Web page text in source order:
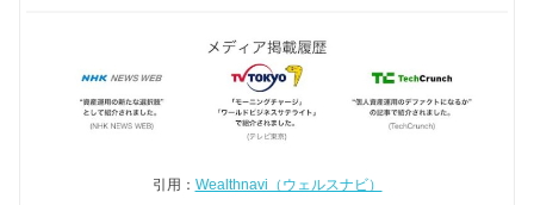
引用： Wealthnavi（ウェルスナビ）